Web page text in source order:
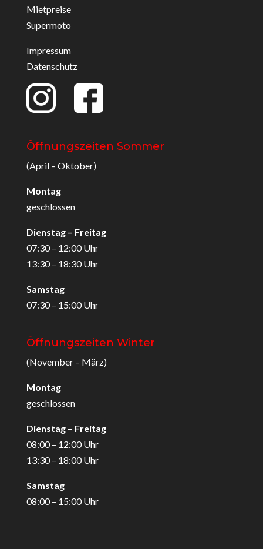
Mietpreise
Supermoto
Impressum
Datenschutz
Öffnungszeiten Sommer
(April – Oktober)
Montag
geschlossen
Dienstag – Freitag
07:30 – 12:00 Uhr
13:30 – 18:30 Uhr
Samstag
07:30 – 15:00 Uhr
Öffnungszeiten Winter
(November – März)
Montag
geschlossen
Dienstag – Freitag
08:00 – 12:00 Uhr
13:30 – 18:00 Uhr
Samstag
08:00 – 15:00 Uhr